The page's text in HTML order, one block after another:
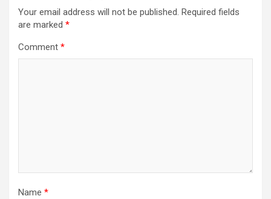
Your email address will not be published. Required fields
are marked *
Comment *
Name *